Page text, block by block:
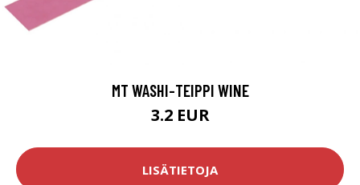
MT WASHI-TEIPPI WINE
3.2 EUR
LISÄTIETOJA